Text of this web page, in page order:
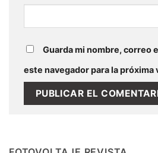
Guarda mi nombre, correo
este navegador para la próxima